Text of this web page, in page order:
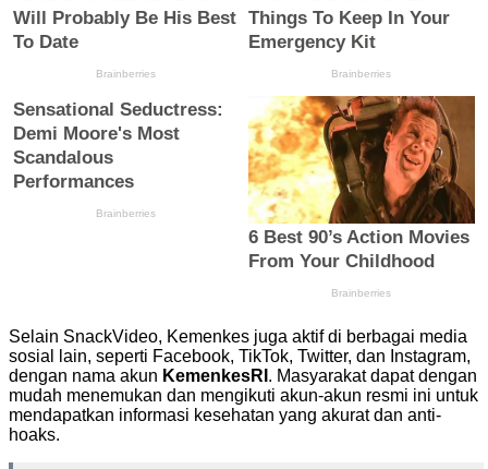
Selain SnackVideo, Kemenkes juga aktif di berbagai media
sosial lain, seperti Facebook, TikTok, Twitter, dan Instagram,
dengan nama akun KemenkesRI . Masyarakat dapat dengan
mudah menemukan dan mengikuti akun-akun resmi ini untuk
mendapatkan informasi kesehatan yang akurat dan anti-
hoaks.